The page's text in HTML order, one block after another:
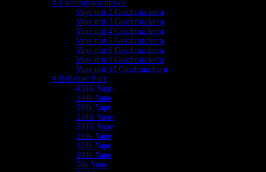
# Lieblingsgeschmack
Vape mit 2 Geschmäckern
Vape mit 3 Geschmäckern
Vape mit 4 Geschmäckern
Vape mit 5 Geschmäckern
Vape mit 6 Geschmäckern
Vape mit 8 Geschmäckern
Vape mit 15 Geschmäckern
# Beliebter Puff
450K Vape
350k Vape
300k Vape
250K Vape
200K Vape
150k Vape
120k Vape
100k Vape
50k Vape